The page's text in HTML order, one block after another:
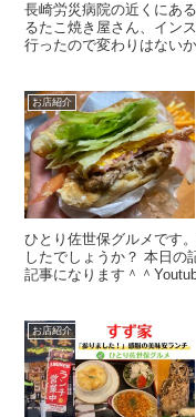
長崎労災病院の近くにあ
るたこ焼き屋さん、イン
行ったので変わりはない
お店紹介
ひとり佐世保グルメです
したでしょうか？ 本日の
記事になります＾＾
お店紹介